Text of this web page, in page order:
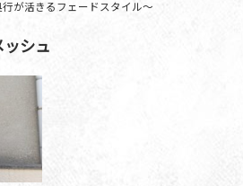
が活きるフェードスタイル～
シュ